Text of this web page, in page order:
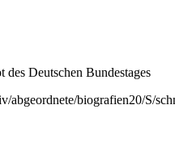
Deutschen Bundestages
abgeordnete/biografien20/S/